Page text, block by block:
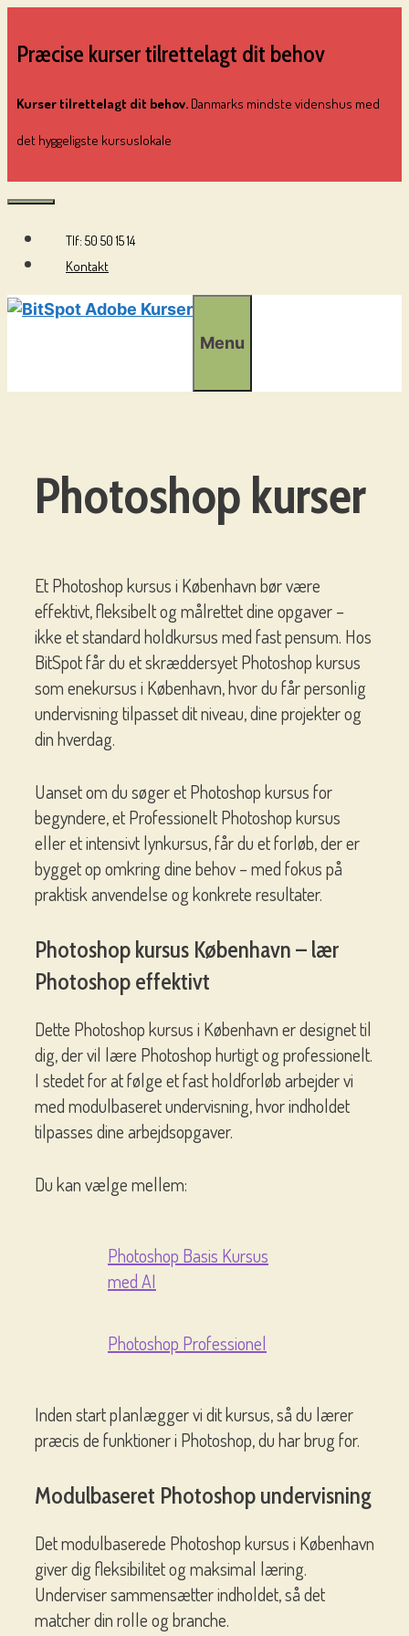
indhold
Præcise kurser tilrettelagt dit behov
Kurser tilrettelagt dit behov. Danmarks mindste videnshus med
det hyggeligste kursuslokale
Menu Tlf: 50 50 15 14
Kontakt
Menu
Photoshop kurser
Et Photoshop kursus i København bør være
effektivt, fleksibelt og målrettet dine opgaver –
ikke et standard holdkursus med fast pensum. Hos
BitSpot får du et skræddersyet Photoshop kursus
som enekursus i København, hvor du får personlig
undervisning tilpasset dit niveau, dine projekter og
din hverdag.
Uanset om du søger et Photoshop kursus for
begyndere, et Professionelt Photoshop kursus
eller et intensivt lynkursus, får du et forløb, der er
bygget op omkring dine behov – med fokus på
praktisk anvendelse og konkrete resultater.
Photoshop kursus København – lær
Photoshop effektivt
Dette Photoshop kursus i København er designet til
dig, der vil lære Photoshop hurtigt og professionelt.
I stedet for at følge et fast holdforløb arbejder vi
med modulbaseret undervisning, hvor indholdet
tilpasses dine arbejdsopgaver.
Du kan vælge mellem:
Photoshop Basis Kursus
med AI
Photoshop Professionel
Inden start planlægger vi dit kursus, så du lærer
præcis de funktioner i Photoshop, du har brug for.
Modulbaseret Photoshop undervisning
Det modulbaserede Photoshop kursus i København
giver dig fleksibilitet og maksimal læring.
Underviser sammensætter indholdet, så det
matcher din rolle og branche.